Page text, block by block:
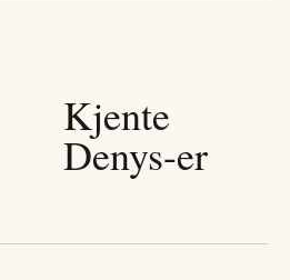
Kjente
Denys-er